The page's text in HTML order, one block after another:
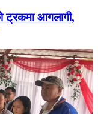
ट्रकमा आगलागी,